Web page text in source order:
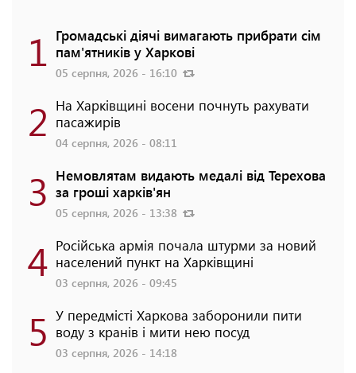
1 Громадські діячі вимагають прибрати сім
пам'ятників у Харкові
05 серпня, 2026 - 16:10
2 На Харківщині восени почнуть рахувати
пасажирів
04 серпня, 2026 - 08:11
3 Немовлятам видають медалі від Терехова
за гроші харків'ян
05 серпня, 2026 - 13:38
4 Російська армія почала штурми за новий
населений пункт на Харківщині
03 серпня, 2026 - 09:45
5 У передмісті Харкова заборонили пити
воду з кранів і мити нею посуд
03 серпня, 2026 - 14:18